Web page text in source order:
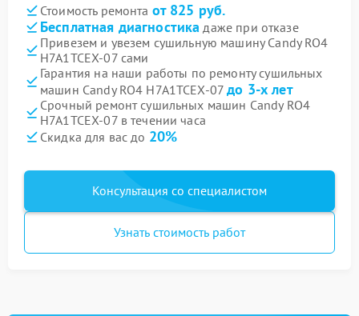
Стоимость ремонта от 825 руб.
Бесплатная диагностика даже при отказе
Привезем и увезем сушильную машину Candy RO4
H7A1TCEX-07 сами
Гарантия на наши работы по ремонту сушильных
машин Candy RO4 H7A1TCEX-07до 3-х лет
Срочный ремонт сушильных машин Candy RO4
H7A1TCEX-07 в течении часа
Скидка для вас до 20%
Консультация со специалистом
Узнать стоимость работ